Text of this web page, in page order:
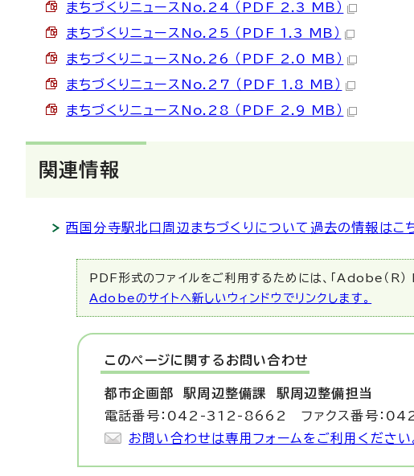
まちづくりニュースNo.24 （PDF 2.3 MB）
まちづくりニュースNo.25 （PDF 1.3 MB）
まちづくりニュースNo.26 （PDF 2.0 MB）
まちづくりニュースNo.27 （PDF 1.8 MB）
まちづくりニュースNo.28 （PDF 2.9 MB）
関連情報
西国分寺駅北口周辺まちづくりについて過去の情報はこ
PDF形式のファイルをご利用するためには、「Adobe（R
Adobeのサイトへ新しいウィンドウでリンクします。
このページに関する お問い合わせ
都市企画部 駅周辺整備課 駅周辺整備担当
電話番号：042-312-8662 ファクス番号：
お問い合わせは専用フォームをご利用ください